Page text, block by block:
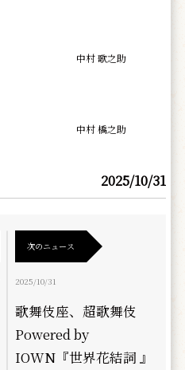
中村 歌之助
中村 橋之助
2025/10/31
次のニュース
2025/10/31
歌舞伎座、超歌舞伎
Powered by
IOWN『世界花結詞 』